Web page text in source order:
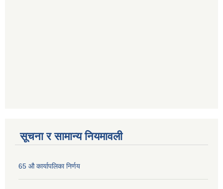
सूचना र सामान्य नियमावली
65 औ कार्यापलिका निर्णय